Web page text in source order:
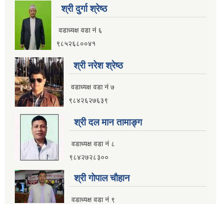
श्री दुर्गा श्रेष्ठ
वडाध्यक्ष वडा नं ६
९८५२६८००४१
श्री नरेश श्रेष्ठ
वडाध्यक्ष वडा नं ७
९८४२६२७६३९
श्री दल मान तामाङ्ग
वडाध्यक्ष वडा नं ८
९८४२७२८३००
श्री गाेपाल चाैहान
वडाध्यक्ष वडा नं ९